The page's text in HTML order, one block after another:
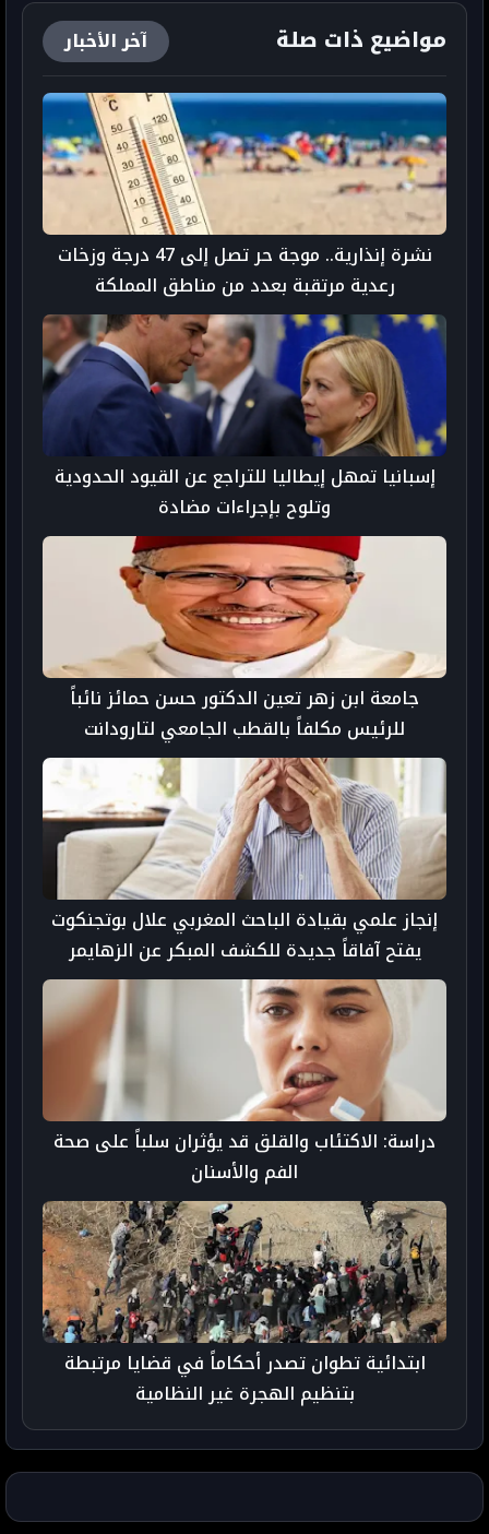
مواضيع ذات صلة آخر الأخبار
نشرة إنذارية.. موجة حر تصل إلى 47 درجة وزخات
رعدية مرتقبة بعدد من مناطق المملكة
إسبانيا تمهل إيطاليا للتراجع عن القيود الحدودية
وتلوح بإجراءات مضادة
جامعة ابن زهر تعين الدكتور حسن حمائز نائباً
للرئيس مكلفاً بالقطب الجامعي لتارودانت
إنجاز علمي بقيادة الباحث المغربي علال بوتجنكوت
يفتح آفاقاً جديدة للكشف المبكر عن الزهايمر
دراسة: الاكتئاب والقلق قد يؤثران سلباً على صحة
الفم والأسنان
ابتدائية تطوان تصدر أحكاماً في قضايا مرتبطة
بتنظيم الهجرة غير النظامية